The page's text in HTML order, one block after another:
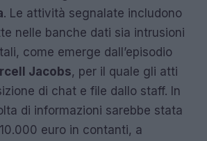
. Le attività segnalate includono
nelle banche dati sia intrusioni
come emerge dall’episodio
Jacobs, per il quale gli atti
di chat e file dallo staff. In
di informazioni sarebbe stata
euro in contanti, a